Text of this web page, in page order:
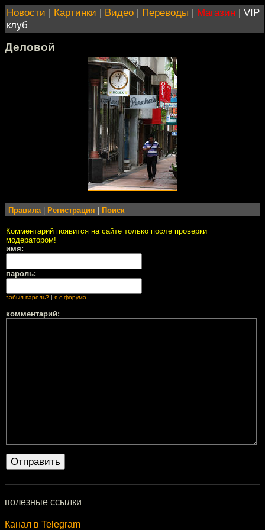
Новости | Картинки | Видео | Переводы | Магазин | VIP
клуб
Деловой
Правила Регистрация Поиск
Комментарий появится на сайте только после проверки
модератором!
имя:
пароль:
забыл пароль? | я с форума
комментарий:
полезные ссылки
Канал в Telegram